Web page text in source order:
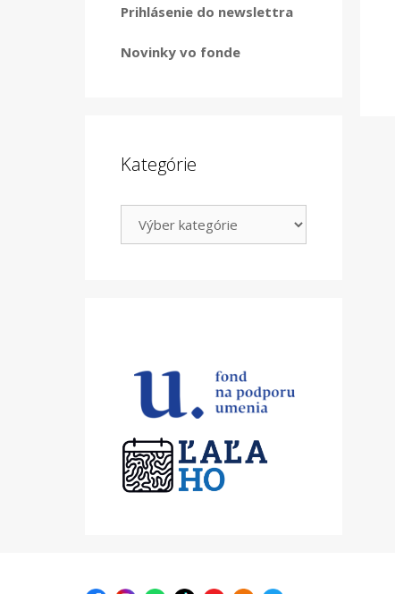
Prihlásenie do newslettra
Novinky vo fonde
Kategórie